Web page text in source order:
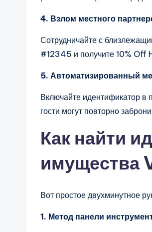
4. Взлом местного
Сотрудничайте с
#12345 и получите 10% Off
5. Автоматизированный
Включайте идентификатор в
гости могут повторно
Как найти
имущества
Вот простое двухминутное
1. Метод панели